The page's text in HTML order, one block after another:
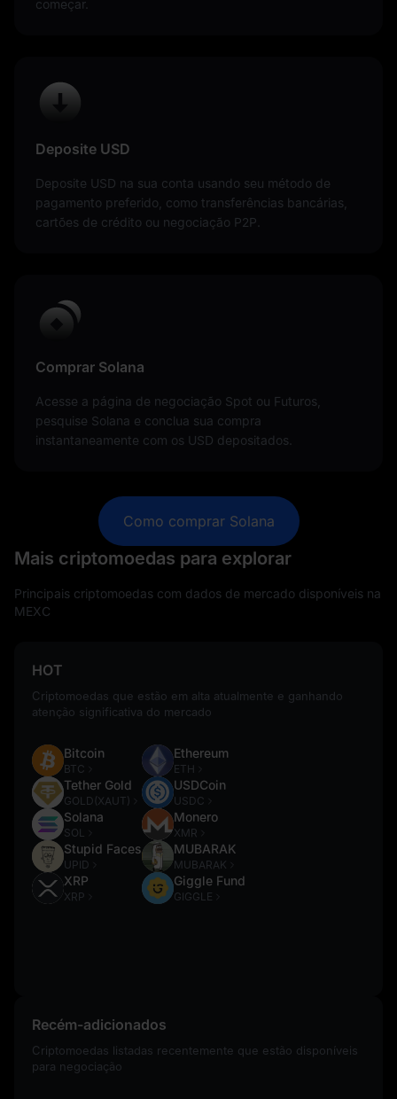
começar.
Deposite USD
Deposite USD na sua conta usando seu método de
pagamento preferido, como transferências bancárias,
cartões de crédito ou negociação P2P.
Comprar Solana
Acesse a página de negociação Spot ou Futuros,
pesquise Solana e conclua sua compra
instantaneamente com os USD depositados.
Como comprar Solana
Mais criptomoedas para explorar
Principais criptomoedas com dados de mercado disponíveis na
MEXC
HOT
Criptomoedas que estão em alta atualmente e ganhando
atenção significativa do mercado
Bitcoin
BTC
Tether Gold
GOLD(XAUT)
Solana
SOL
Stupid Faces
UPID
XRP
XRP
Ethereum
ETH
USDCoin
USDC
Monero
XMR
MUBARAK
MUBARAK
Giggle Fund
GIGGLE
Recém-adicionados
Criptomoedas listadas recentemente que estão disponíveis
para negociação